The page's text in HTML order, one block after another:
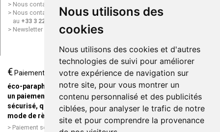
Nous utilisons des
cookies
Nous utilisons des cookies et d'autres
technologies de suivi pour améliorer
votre expérience de navigation sur
notre site, pour vous montrer un
contenu personnalisé et des publicités
ciblées, pour analyser le trafic de notre
site et pour comprendre la provenance
Nous contacter par e-mail
Nous contacter par téléphone
au +33 3 22 71 64 10
Newsletter
Mentions légales
Données personnelles
ligne
€ Paiement
éco-parapharmacie.fr offre
un paiement entièrement
sécurisé, quel que soit le
mode de règlement
Paiement sécurisé et simple
Livraison / Point retrait
Commandez en ligne et
recevez votre commande
rapidement chez vous ou en
point retrait
Livraison chez vous ou en